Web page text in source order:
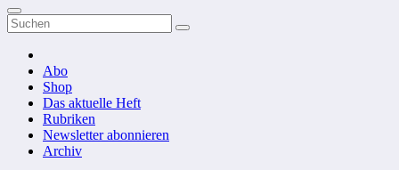
Abo
Shop
Das aktuelle Heft
Rubriken
Newsletter abonnieren
Archiv